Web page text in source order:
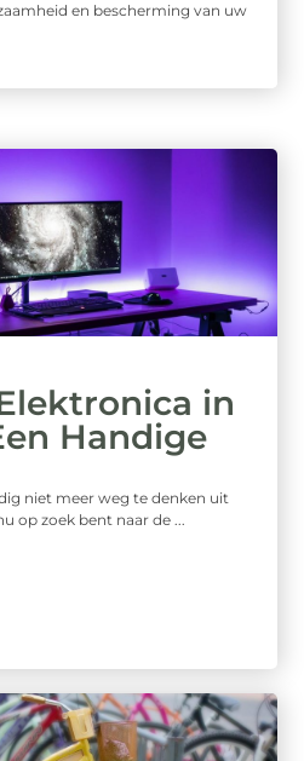
en bescherming van uw
in
Handige
niet meer weg te denken uit
op zoek bent naar de ...